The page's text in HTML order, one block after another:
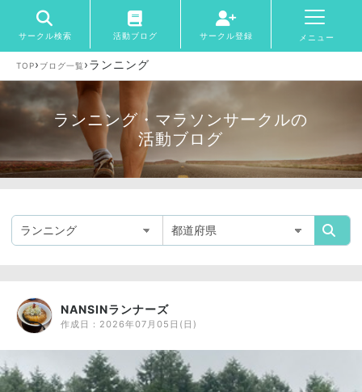
サークル検索 活動ブログ サークル登録 メニュー
TOP› ブログ一覧 ›ランニング
ランニング・マラソンサークルの
活動ブログ
NANSINランナーズ
作成日： 2026年07月05日(日)